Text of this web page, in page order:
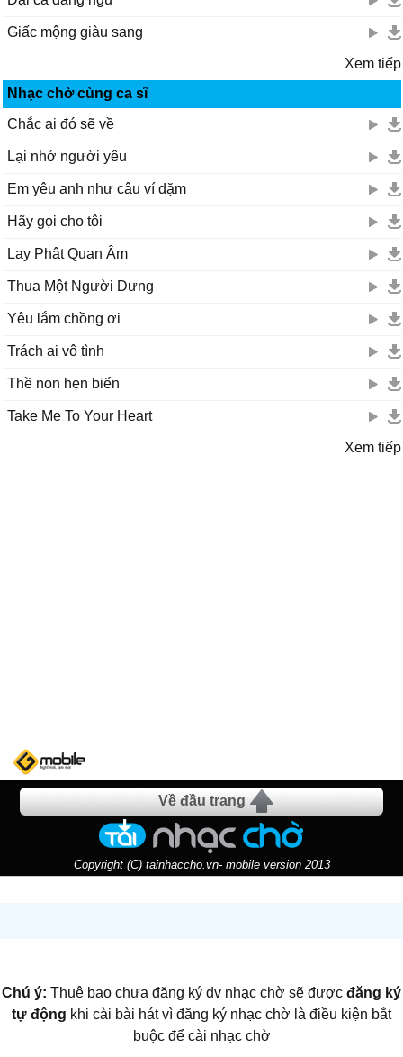
Giấc mộng giàu sang
Xem tiếp
Nhạc chờ cùng ca sĩ
Chắc ai đó sẽ về
Lại nhớ người yêu
Em yêu anh như câu ví dặm
Hãy gọi cho tôi
Lạy Phật Quan Âm
Thua Một Người Dưng
Yêu lắm chồng ơi
Trách ai vô tình
Thề non hẹn biển
Take Me To Your Heart
Xem tiếp
Về đầu trang
Copyright (C) tainhaccho.vn- mobile version 2013
Chú ý: Thuê bao chưa đăng ký dv nhạc chờ sẽ được đăng ký
tự động khi cài bài hát vì đăng ký nhạc chờ là điều kiện bắt
buộc để cài nhạc chờ